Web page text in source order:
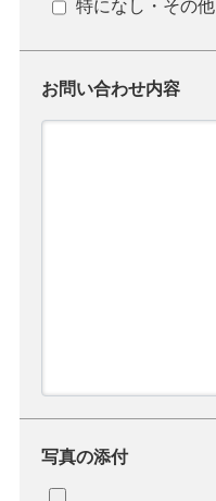
特になし・その他
お問い合わせ内容
写真の添付